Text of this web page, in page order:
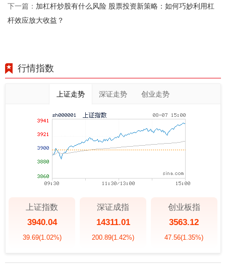
下一篇： 加杠杆炒股有什么风险 股票投资新策略：如何巧妙利用杠
杆效应放大收益？
行情指数
上证走势 深证走势 创业走势
上证指数
3940.04
39.69(1.02%)
深证成指
14311.01
200.89(1.42%)
创业板指
3563.12
47.56(1.35%)